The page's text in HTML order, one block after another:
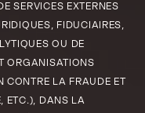
SERVICES EXTERNES
FIDUCIAIRES,
OU DE
ORGANISATIONS
CONTRE LA FRAUDE ET
ETC.), DANS LA